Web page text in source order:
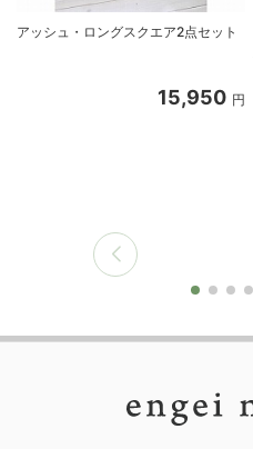
アッシュ・ロングスクエア2点セット
15,950 円